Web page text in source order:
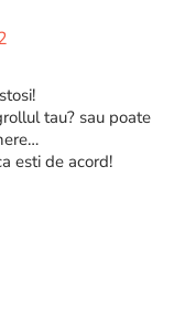
tau? sau poate
esti de acord!